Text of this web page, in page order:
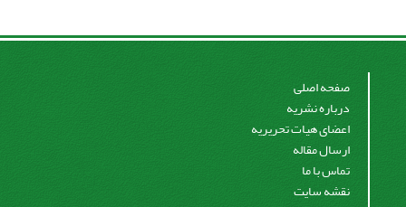
صفحه اصلی
درباره نشریه
اعضای هیات تحریریه
ارسال مقاله
تماس با ما
نقشه سایت